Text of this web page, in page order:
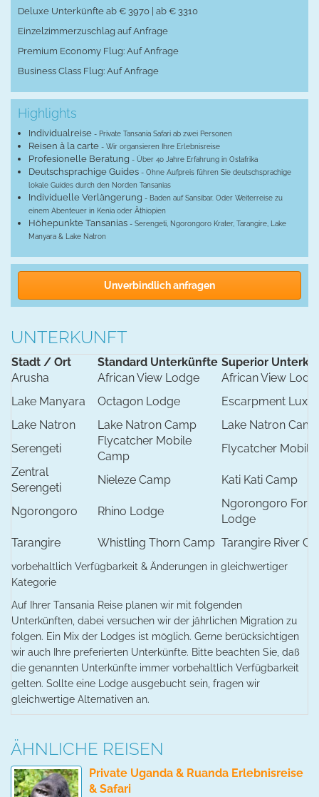
Deluxe Unterkünfte ab € 3970 | ab € 3310
Einzelzimmerzuschlag auf Anfrage
Premium Economy Flug: Auf Anfrage
Business Class Flug: Auf Anfrage
Highlights
Individualreise - Private Tansania Safari ab zwei Personen
Reisen à la carte - Wir organsieren Ihre Erlebnisreise
Profesionelle Beratung - Über 40 Jahre Erfahrung in Ostafrika
Deutschsprachige Guides - Ohne Aufpreis führen Sie deutschsprachige
lokale Guides durch den Norden Tansanias
Individuelle Verlängerung - Baden auf Sansibar. Oder Weiterreise zu
einem Abenteuer in Kenia oder Äthiopien
Höhepunkte Tansanias - Serengeti, Ngorongoro Krater, Tarangire, Lake
Manyara & Lake Natron
Unverbindlich anfragen
UNTERKUNFT
Stadt / Ort Standard Unterkünfte Superior
Arusha
African View Lodge
African View
Lake Manyara
Octagon Lodge
Escarpment
Lake Natron
Lake Natron Camp
Lake Natron
Serengeti
Flycatcher Mobile
Camp
Flycatcher Mobile
Zentral
Serengeti
Nieleze Camp Kati Kati Camp
Ngorongoro Rhino Lodge
Ngorongoro
Lodge
Tarangire
Whistling Thorn Camp Tarangire River
vorbehaltlich Verfügbarkeit & Änderungen in gleichwertiger
Kategorie
Auf Ihrer Tansania Reise planen wir mit folgenden
Unterkünften, dabei versuchen wir der jährlichen Migration zu
folgen. Ein Mix der Lodges ist möglich. Gerne berücksichtigen
wir auch Ihre preferierten Unterkünfte. Bitte beachten Sie, daß
die genannten Unterkünfte immer vorbehaltlich Verfügbarkeit
gelten. Sollte eine Lodge ausgebucht sein, fragen wir
gleichwertige Alternativen an.
ÄHNLICHE REISEN
Private Uganda & Ruanda Erlebnisreise
& Safari